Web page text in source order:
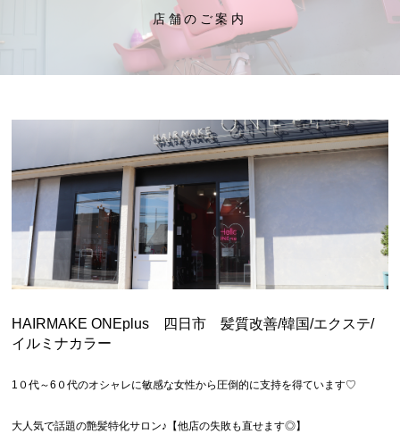
《髪質改善カラー》《韓国風カラー》で
あなたの「なりたい」を叶えます
《髪質改善》COTA
周りと差がつくヘアアレンジ
「お客様に必要とされるスタイリスト」を目
指しませんか？
募集要項と応募の流れ
プロダクト
スタッフ
店舗のご案内
HAIRMAKE ONEplus 四日市 髪質改善/韓国/エクステ/
イルミナカラー
1０代～6０代のオシャレに敏感な女性から圧倒的に支持を得ています♡
大人気で話題の艶髪特化サロン♪【他店の失敗も直せます◎】